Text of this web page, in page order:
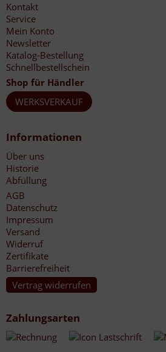
Kontakt
Service
Mein Konto
Newsletter
Katalog-Bestellung
Schnellbestellschein
Shop für Händler
WERKSVERKAUF
Informationen
Über uns
Historie
Abfüllung
AGB
Datenschutz
Impressum
Versand
Widerruf
Zertifikate
Barrierefreiheit
Vertrag widerrufen
Zahlungsarten